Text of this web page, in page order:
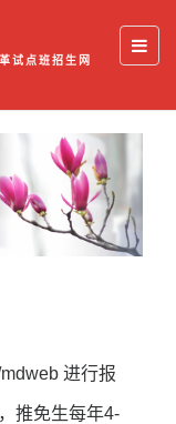
试点班招生网
进行报
推免生每年4-